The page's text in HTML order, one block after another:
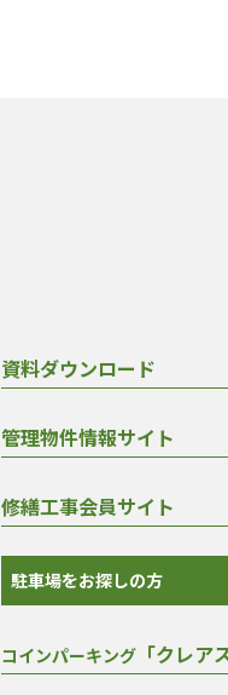
資料ダウンロード
管理物件情報サイト
修繕工事会員サイト
駐車場をお探しの方
コインパーキング「クレア